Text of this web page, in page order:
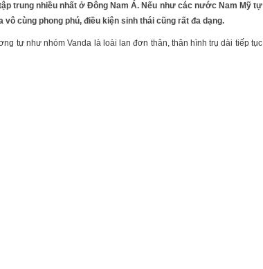
trung nhiều nhất ở Đông Nam Á. Nếu như các nước Nam Mỹ tự
cùng phong phú, điều kiện sinh thái cũng rất đa dạng.
tự như nhóm Vanda là loài lan đơn thân, thân hình trụ dài tiếp tục